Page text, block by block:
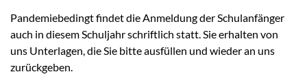
Pandemiebedingt findet die Anmeldung der Schulanfänger
auch in diesem Schuljahr schriftlich statt. Sie erhalten von
uns Unterlagen, die Sie bitte ausfüllen und wieder an uns
zurückgeben.